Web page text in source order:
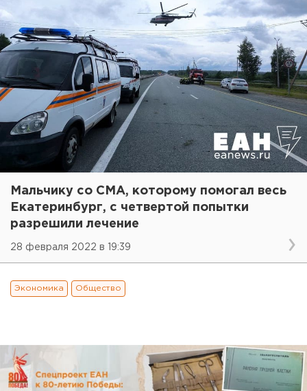
Мальчику со СМА, которому помогал весь
Екатеринбург, с четвертой попытки
разрешили лечение
28 февраля 2022 в 19:39
Экономика Общество